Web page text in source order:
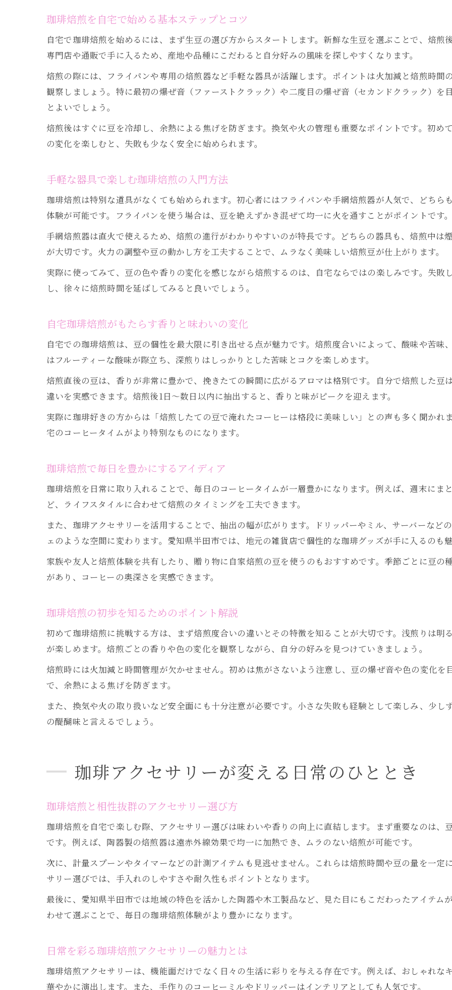
自宅で役立つ珈琲焙煎アクセサリーの特徴
こだわり派も満足の珈琲焙煎体験術
珈琲焙煎の奥深さを自宅で味わう工夫
本格派も納得の珈琲焙煎体験の進め方
珈琲焙煎アクセサリーで暮らしを豊かに
おしゃれに楽しむ珈琲焙煎と雑貨の組合せ
珈琲焙煎を引き立てるアクセサリーの選択術
日常に馴染む珈琲焙煎アクセサリーの工夫
空間を彩る珈琲焙煎雑貨の活用ポイント
珈琲焙煎時間を充実させる雑貨の提案
気分転換に役立つ珈琲焙煎アイテムの選び方
珈琲焙煎体験を深めるおすすめアクセサリー
自分らしい味へ導くアクセサリー選び
珈琲焙煎に合うアクセサリー選びのポイント
アクセサリーが広げる珈琲焙煎の世界
珈琲焙煎を自宅で始める基本ステップとコツ
自宅で珈琲焙煎を始めるには、まず生豆の選び方からスタートします。新鮮な生豆を選ぶことで、焙煎
専門店や通販で手に入るため、産地や品種にこだわると自分好みの風味を探しやすくなります。
焙煎の際には、フライパンや専用の焙煎器など手軽な器具が活躍します。ポイントは火加減と焙煎時間
観察しましょう。特に最初の爆ぜ音（ファーストクラック）や二度目の爆ぜ音（セカンドクラック）を
とよいでしょう。
焙煎後はすぐに豆を冷却し、余熱による焦げを防ぎます。換気や火の管理も重要なポイントです。初め
の変化を楽しむと、失敗も少なく安全に始められます。
手軽な器具で楽しむ珈琲焙煎の入門方法
珈琲焙煎は特別な道具がなくても始められます。初心者にはフライパンや手網焙煎器が人気で、どちら
体験が可能です。フライパンを使う場合は、豆を絶えずかき混ぜて均一に火を通すことがポイントです
手網焙煎器は直火で使えるため、焙煎の進行がわかりやすいのが特長です。どちらの器具も、焙煎中は
が大切です。火力の調整や豆の動かし方を工夫することで、ムラなく美味しい焙煎豆が仕上がります。
実際に使ってみて、豆の色や香りの変化を感じながら焙煎するのは、自宅ならではの楽しみです。失敗
し、徐々に焙煎時間を延ばしてみると良いでしょう。
自宅珈琲焙煎がもたらす香りと味わいの変化
自宅での珈琲焙煎は、豆の個性を最大限に引き出せる点が魅力です。焙煎度合いによって、酸味や苦味
はフルーティーな酸味が際立ち、深煎りはしっかりとした苦味とコクを楽しめます。
焙煎直後の豆は、香りが非常に豊かで、挽きたての瞬間に広がるアロマは格別です。自分で焙煎した豆
違いを実感できます。焙煎後1日～数日以内に抽出すると、香りと味がピークを迎えます。
実際に珈琲好きの方からは「焙煎したての豆で淹れたコーヒーは格段に美味しい」との声も多く聞かれ
宅のコーヒータイムがより特別なものになります。
珈琲焙煎で毎日を豊かにするアイディア
珈琲焙煎を日常に取り入れることで、毎日のコーヒータイムが一層豊かになります。例えば、週末にま
ど、ライフスタイルに合わせて焙煎のタイミングを工夫できます。
また、珈琲アクセサリーを活用することで、抽出の幅が広がります。ドリッパーやミル、サーバーなど
ェのような空間に変わります。愛知県半田市では、地元の雑貨店で個性的な珈琲グッズが手に入るのも
家族や友人と焙煎体験を共有したり、贈り物に自家焙煎の豆を使うのもおすすめです。季節ごとに豆の
があり、コーヒーの奥深さを実感できます。
珈琲焙煎の初歩を知るためのポイント解説
初めて珈琲焙煎に挑戦する方は、まず焙煎度合いの違いとその特徴を知ることが大切です。浅煎りは明
が楽しめます。焙煎ごとの香りや色の変化を観察しながら、自分の好みを見つけていきましょう。
焙煎時には火加減と時間管理が欠かせません。初めは焦がさないよう注意し、豆の爆ぜ音や色の変化
で、余熱による焦げを防ぎます。
また、換気や火の取り扱いなど安全面にも十分注意が必要です。小さな失敗も経験として楽しみ、少
の醍醐味と言えるでしょう。
珈琲アクセサリーが変える日常のひととき
珈琲焙煎と相性抜群のアクセサリー選び方
珈琲焙煎を自宅で楽しむ際、アクセサリー選びは味わいや香りの向上に直結します。まず重要なのは、
です。例えば、陶器製の焙煎器は遠赤外線効果で均一に加熱でき、ムラのない焙煎が可能です。
次に、計量スプーンやタイマーなどの計測アイテムも見逃せません。これらは焙煎時間や豆の量を一定
サリー選びでは、手入れのしやすさや耐久性もポイントとなります。
最後に、愛知県半田市では地域の特色を活かした陶器や木工製品など、見た目にもこだわったアイテム
わせて選ぶことで、毎日の珈琲焙煎体験がより豊かになります。
日常を彩る珈琲焙煎アクセサリーの魅力とは
珈琲焙煎アクセサリーは、機能面だけでなく日々の生活に彩りを与える存在です。例えば、おしゃれな
華やかに演出します。また、手作りのコーヒーミルやドリッパーはインテリアとしても人気です。